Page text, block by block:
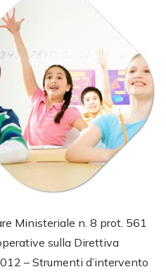
Ministeriale n. 8 prot. 561
sulla Direttiva
– Strumenti d’intervento